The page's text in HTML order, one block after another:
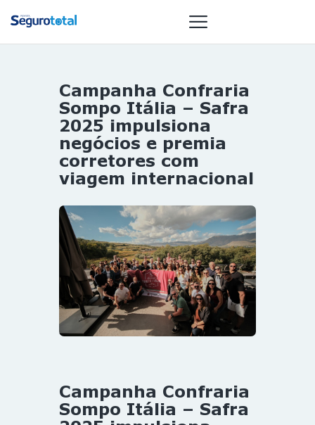
NOTÍCIAS
REVISTA
ESPECIAIS
GAIVOTA DE
OURO
ST SUMMIT
MULHERES
GESTORAS
HOMEST
HOME
Campanha Confraria
Sompo Itália – Safra
2025 impulsiona
negócios e premia
corretores com
viagem internacional
Campanha Confraria
Sompo Itália – Safra